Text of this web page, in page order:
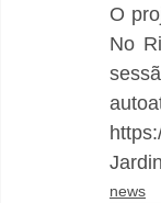
O
No
news